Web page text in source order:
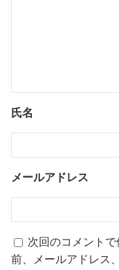
氏名
メールアドレス
次回のコメント
前、メールアドレス